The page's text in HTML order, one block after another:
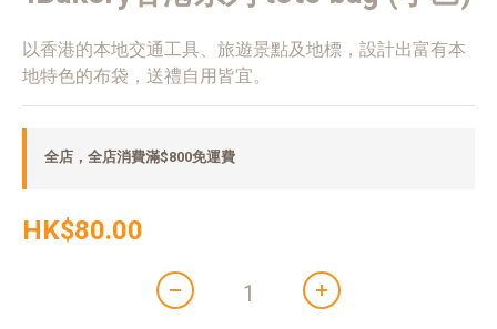
以香港的本地交通工具、旅遊景點及地標，設計出富有本
地特色的布袋，送禮自用皆宜。
全店，全店消費滿$800免運費
HK$80.00